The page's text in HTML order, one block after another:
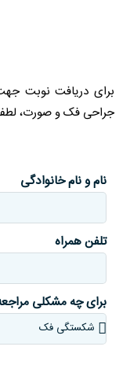
برای دریافت نوبت
جراحی فک و صورت، لطفا
نام و نام خانوادگی
تلفن همراه
برای چه مشکلی